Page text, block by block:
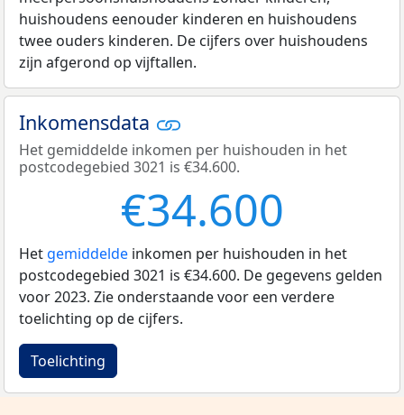
huishoudens eenouder kinderen en huishoudens
twee ouders kinderen. De cijfers over huishoudens
zijn afgerond op vijftallen.
Inkomensdata
Het gemiddelde inkomen per huishouden in het
postcodegebied 3021 is €34.600.
€34.600
Het gemiddelde inkomen per huishouden in het
postcodegebied 3021 is €34.600. De gegevens gelden
voor 2023. Zie onderstaande voor een verdere
toelichting op de cijfers.
Toelichting